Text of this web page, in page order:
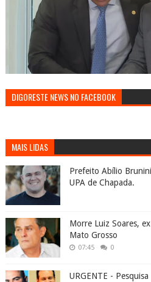
DIGORESTE NEWS NO FACEBOOK
MAIS LIDAS
Prefeito Abílio
UPA de Chapada.
Morre Luiz Soares,
Mato Grosso
07:45 0
URGENTE -